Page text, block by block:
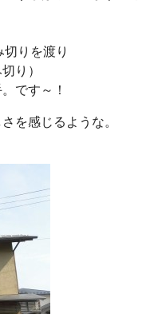
りを渡り
り）
です～！
を感じるような。